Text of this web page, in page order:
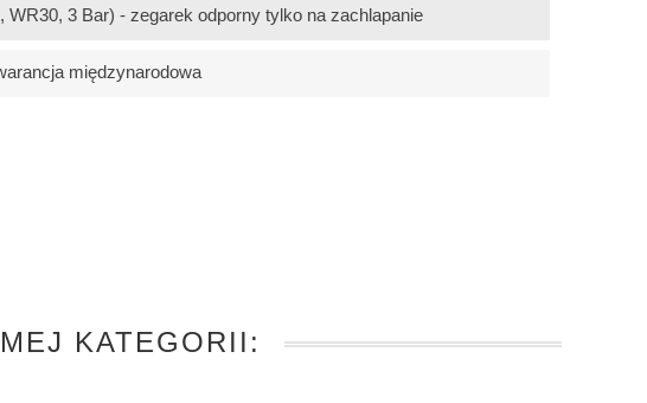
WR30, 3 Bar) - zegarek odporny tylko na zachlapanie
międzynarodowa
KATEGORII: